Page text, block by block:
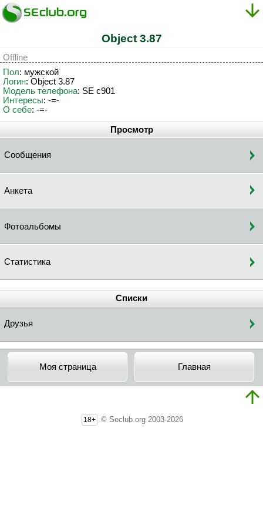
Object 3.87
Offline
Пол: мужской
Логин: Object 3.87
Модель телефона: SE с901
Интересы: -=-
О себе: -=-
Просмотр
Сообщения
Анкета
Фотоальбомы
Статистика
Списки
Друзья
Моя страница Главная
18+ © Seclub.org 2003-2026